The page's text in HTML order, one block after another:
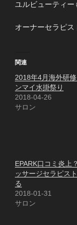
ユルビューティー
オーナーセラピ
関連
2018年4月海外研修
ンマイ水掛祭り
2018-04-26
サロン
EPARK口コミ炎上
ッサージセラピス
る
2018-01-31
サロン